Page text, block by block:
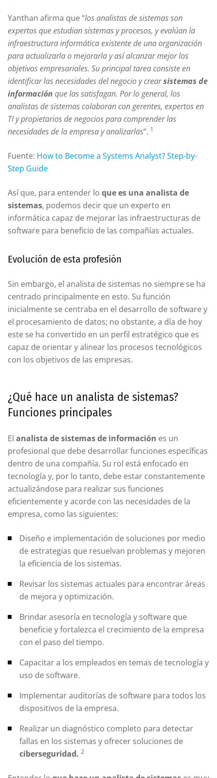
Yanthan afirma que “los analistas de sistemas son
expertos que estudian sistemas y procesos, y evalúan la
infraestructura informática existente de una organización
para actualizarla o mejorarla y así alcanzar mejor los
objetivos empresariales. Su principal tarea consiste en
identificar las necesidades del negocio y crearsistemas de
información que las satisfagan. Por lo general, los
analistas de sistemas colaboran con gerentes, expertos en
TI y propietarios de negocios para comprender las
necesidades de la empresa y analizarlas”. 1
Fuente: How to Become a Systems Analyst? Step-by-
Step Guide
Así que, para entender lo que es una analista de
sistemas, podemos decir que un experto en
informática capaz de mejorar las infraestructuras de
software para beneficio de las compañías actuales.
Evolución de esta profesión
Sin embargo, el analista de sistemas no siempre se ha
centrado principalmente en esto. Su función
inicialmente se centraba en el desarrollo de software y
el procesamiento de datos; no obstante, a día de hoy
este se ha convertido en un perfil estratégico que es
capaz de orientar y alinear los procesos tecnológicos
con los objetivos de las empresas.
¿Qué hace un analista de sistemas?
Funciones principales
El analista de sistemas de información es un
profesional que debe desarrollar funciones específicas
dentro de una compañía. Su rol está enfocado en
tecnología y, por lo tanto, debe estar constantemente
actualizándose para realizar sus funciones
eficientemente y acorde con las necesidades de la
empresa, como las siguientes:
Diseño e implementación de soluciones por medio
de estrategias que resuelvan problemas y mejoren
la eficiencia de los sistemas.
Revisar los sistemas actuales para encontrar áreas
de mejora y optimización.
Brindar asesoría en tecnología y software que
beneficie y fortalezca el crecimiento de la empresa
con el paso del tiempo.
Capacitar a los empleados en temas de tecnología y
uso de software.
Implementar auditorías de software para todos los
dispositivos de la empresa.
Realizar un diagnóstico completo para detectar
fallas en los sistemas y ofrecer soluciones de
ciberseguridad. 2